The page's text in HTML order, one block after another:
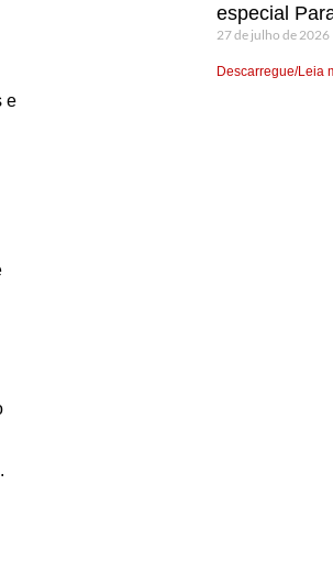
e
especial
27 de julho de 2026
Descarregue/Leia